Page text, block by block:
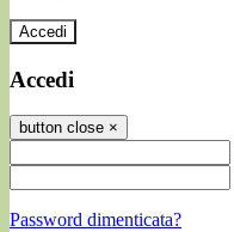
Accedi
Accedi
button close ×
Password dimenticata?